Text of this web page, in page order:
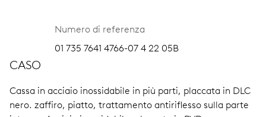
Numero di referenza
01 735 7641 4766-07 4 22 05B
CASO
Cassa in acciaio inossidabile in più parti, placcata in DLC
nero. zaffiro, piatto, trattamento antiriflesso sulla parte